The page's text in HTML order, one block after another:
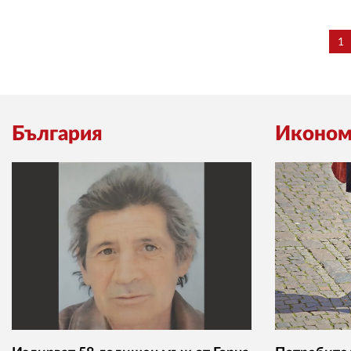
1
България